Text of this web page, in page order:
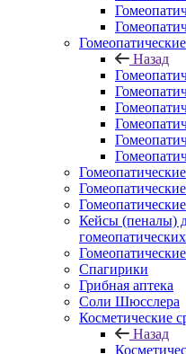
Назад
Кейсы (пеналы)
Спагирики
Грибная аптека
Соли Шюсслера
Косметические
Назад